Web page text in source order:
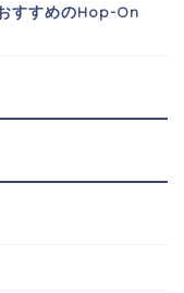
すすめのHop-On